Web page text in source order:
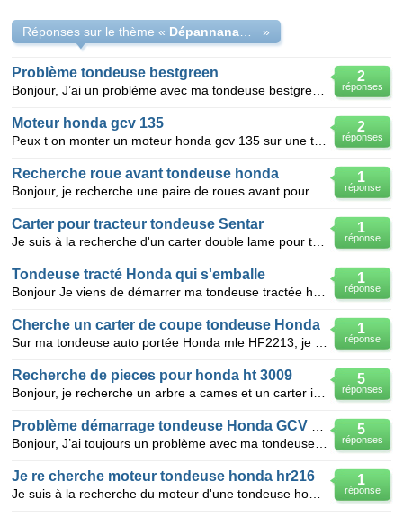
Réponses sur le thème « »
2
réponses
Problème tondeuse bestgreen
2
réponses
Moteur honda gcv 135
1
réponse
Recherche roue avant tondeuse honda
1
réponse
Carter pour tracteur tondeuse Sentar
1
réponse
Tondeuse tracté Honda qui s'emballe
1
réponse
Cherche un carter de coupe tondeuse Honda
5
réponses
Recherche de pieces pour honda ht 3009
5
réponses
1
réponse
Je re cherche moteur tondeuse honda hr216